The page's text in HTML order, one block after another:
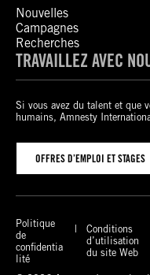
Nouvelles
Campagnes
Recherches
TRAVAILLEZ AVEC
Si vous avez du talent et que
humains, Amnesty
OFFRES D’EMPLOI ET STAGES
Politique
de
confidentia
lité
Conditions
d’utilisation
du site Web